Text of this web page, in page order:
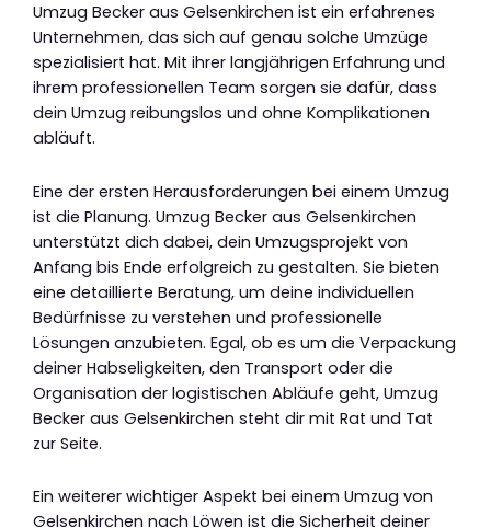
Umzug Becker aus Gelsenkirchen ist ein erfahrenes
Unternehmen, das sich auf genau solche Umzüge
spezialisiert hat. Mit ihrer langjährigen Erfahrung und
ihrem professionellen Team sorgen sie dafür, dass
dein Umzug reibungslos und ohne Komplikationen
abläuft.
Eine der ersten Herausforderungen bei einem Umzug
ist die Planung. Umzug Becker aus Gelsenkirchen
unterstützt dich dabei, dein Umzugsprojekt von
Anfang bis Ende erfolgreich zu gestalten. Sie bieten
eine detaillierte Beratung, um deine individuellen
Bedürfnisse zu verstehen und professionelle
Lösungen anzubieten. Egal, ob es um die Verpackung
deiner Habseligkeiten, den Transport oder die
Organisation der logistischen Abläufe geht, Umzug
Becker aus Gelsenkirchen steht dir mit Rat und Tat
zur Seite.
Ein weiterer wichtiger Aspekt bei einem Umzug von
Gelsenkirchen nach Löwen ist die Sicherheit deiner